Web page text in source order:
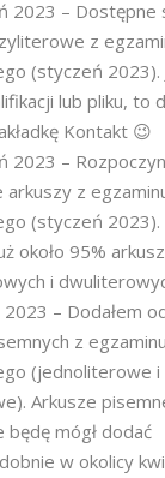
2023 – Dostępne
z
(styczeń 2023).
lub pliku, to
Kontakt 😉
2023 –
arkuszy z
(styczeń 2023).
około 95%
i
– Dodałem
z egzaminu
(jednoliterowe i
Arkusze
będę mógł dodać
w okolicy